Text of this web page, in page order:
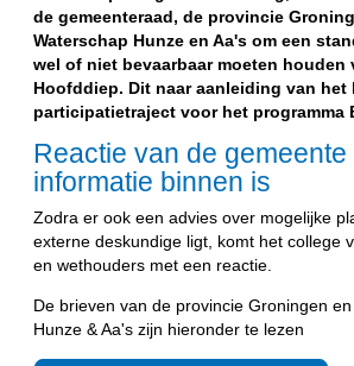
de gemeenteraad, de provincie
Waterschap Hunze en Aa's om een
wel of niet bevaarbaar moeten houden
Hoofddiep. Dit naar aanleiding van het
participatietraject voor het programma
Reactie van de gemeente
informatie binnen is
Zodra er ook een advies over mogelijke
externe deskundige ligt, komt het college
en wethouders met een reactie.
De brieven van de provincie Groningen
Hunze & Aa's zijn hieronder te lezen